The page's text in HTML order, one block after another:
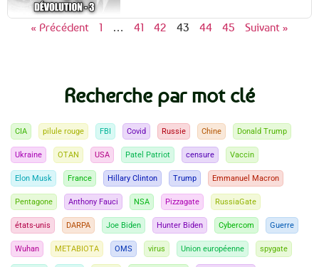
« Précédent 1 … 41 42 43 44 45 Suivant »
Recherche par mot clé
CIA pilule rouge FBI Covid Russie Chine Donald Trump
Ukraine OTAN USA Patel Patriot censure Vaccin
Elon Musk France Hillary Clinton Trump Emmanuel Macron
Pentagone Anthony Fauci NSA Pizzagate RussiaGate
états-unis DARPA Joe Biden Hunter Biden Cybercom Guerre
Wuhan METABIOTA OMS virus Union européenne spygate